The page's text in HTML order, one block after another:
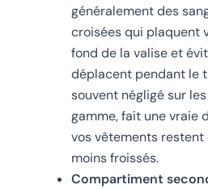
généralement des
croisées qui plaquent
fond de la valise et
déplacent pendant le
souvent négligé sur
gamme, fait une vraie
vos vêtements
moins froissés.
Compartiment